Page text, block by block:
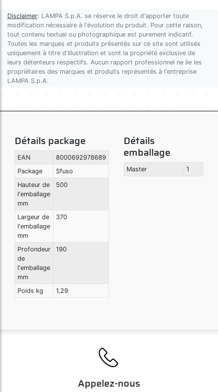
Disclaimer: LAMPA S.p.A. se réserve le droit d'apporter toute
modification nécessaire à l'évolution du produit. Pour cette raison,
tout contenu textuel ou photographique est purement indicatif.
Toutes les marques et produits présentés sur ce site sont utilisés
uniquement à titre d'illustration et sont la propriété exclusive de
leurs détenteurs respectifs. Aucun rapport professionnel ne lie les
propriétaires des marques et produits représentés à l'entreprise
LAMPA S.p.A.
Détails package
EAN
8000692978689
Package
Sfuso
Hauteur de
l'emballage
mm
500
Largeur de
l'emballage
mm
370
Profondeur
de
l'emballage
mm
190
Poids kg 1,29
Détails
emballage
Master 1
Appelez-nous